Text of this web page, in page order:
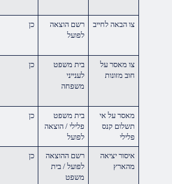
צו הבאה לחייב
רשם הוצאה
לפועל
כן
צו מאסר על
חוב מזונות
בית משפט
לענייני
משפחה
כן
מאסר על אי
תשלום קנס
פלילי
בית משפט
פלילי / הוצאה
לפועל
כן
איסור יציאה
מהארץ
רשם ההוצאה
לפועל / בית
משפט
כן